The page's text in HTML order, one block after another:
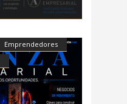
Emprendedores